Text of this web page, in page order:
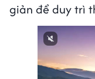
giản để duy trì